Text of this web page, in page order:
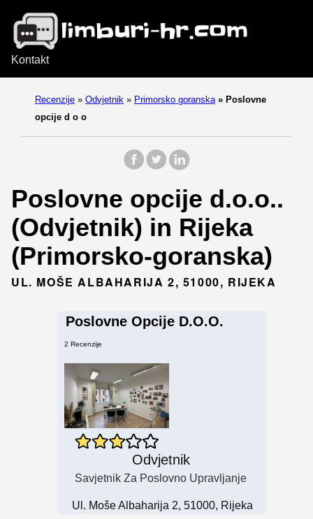
Kontakt
Recenzije » Odvjetnik » Primorsko goranska » Poslovne
opcije d o o
Poslovne opcije d.o.o..
(Odvjetnik) in Rijeka
(Primorsko-goranska)
UL. MOŠE ALBAHARIJA 2, 51000, RIJEKA
Poslovne Opcije D.o.o.
2 Recenzije
Odvjetnik
Savjetnik Za Poslovno Upravljanje
Ul. Moše Albaharija 2, 51000, Rijeka